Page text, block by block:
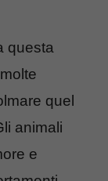
questa
quel
animali
e